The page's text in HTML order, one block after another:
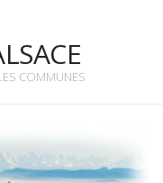
COMMUNES